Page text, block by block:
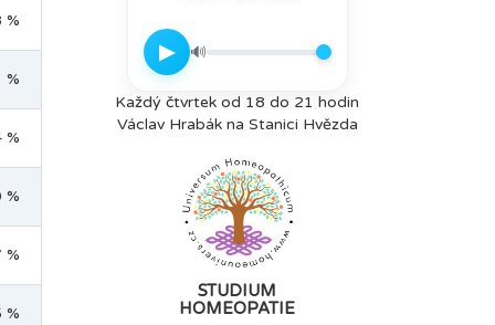
%
%
%
%
%
%
▶ 🔊
Každý čtvrtek od 18 do 21 hodin
Václav Hrabák na Stanici Hvězda
STUDIUM
HOMEOPATIE